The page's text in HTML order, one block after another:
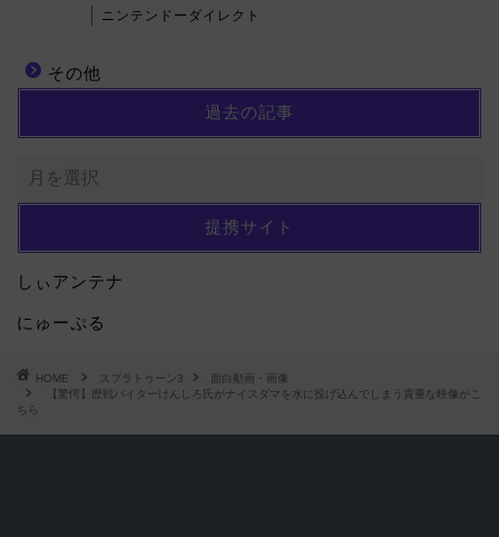
ニンテンドーダイレクト
その他
過去の記事
提携サイト
しぃアンテナ
にゅーぷる
HOME スプラトゥーン3
面白動画・画像
【驚愕】歴戦バイターけんしろ氏がナイスダマを水に投げ込んでしまう貴重な映像がこ
ちら